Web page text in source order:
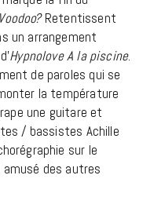
Voodoo?Retentissent
un arrangement
Hypnolove A la piscine.
de paroles qui se
la température
une guitare et
/ bassistes Achille
sur le
des autres